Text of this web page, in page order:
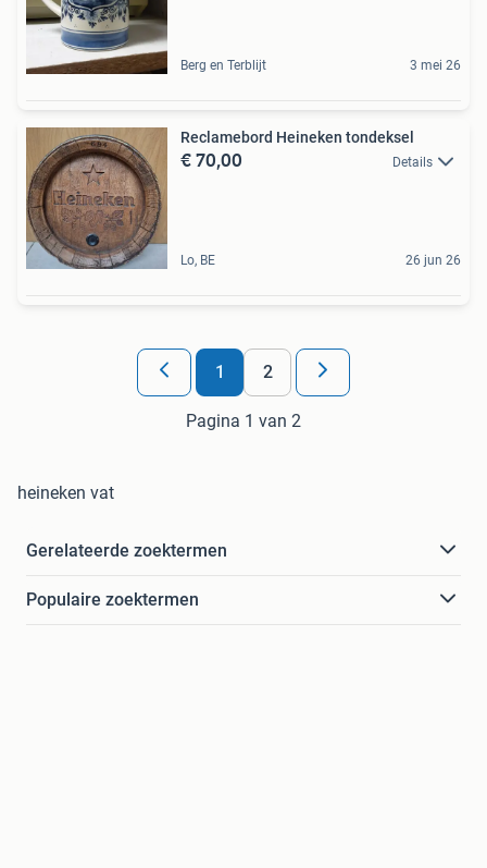
Berg en Terblijt 3 mei 26
Reclamebord Heineken tondeksel
€ 70,00 Details
Lo, BE 26 jun 26
1 2
Pagina 1 van 2
heineken vat
Gerelateerde zoektermen
Populaire zoektermen